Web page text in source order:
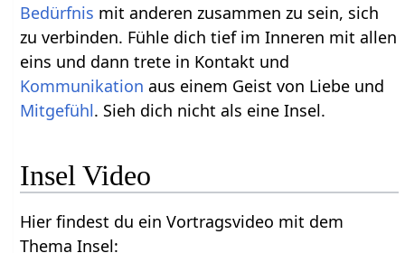
Bedürfnis mit anderen zusammen zu sein, sich
zu verbinden. Fühle dich tief im Inneren mit allen
eins und dann trete in Kontakt und
Kommunikation aus einem Geist von Liebe und
Mitgefühl. Sieh dich nicht als eine Insel.
Insel‏‎ Video
Hier findest du ein Vortragsvideo mit dem
Thema Insel‏‎: